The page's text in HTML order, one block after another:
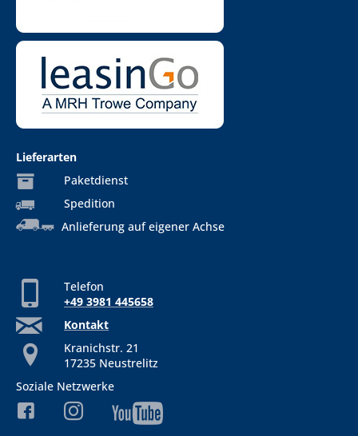
Lieferarten
Paketdienst
Spedition
Anlieferung auf eigener Achse
Telefon
+49 3981 445658
Kontakt
Kranichstr. 21
17235 Neustrelitz
Soziale Netzwerke